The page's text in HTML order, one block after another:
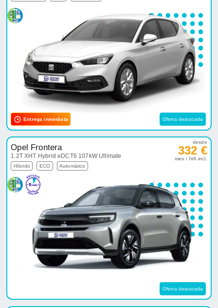
Entrega inmediata Oferta destacada
Opel Frontera
1.2T XHT Hybrid eDCT6 107kW Ultimate
Híbrido ECO Automático
desde
332 €
mes / IVA incl.
Oferta destacada